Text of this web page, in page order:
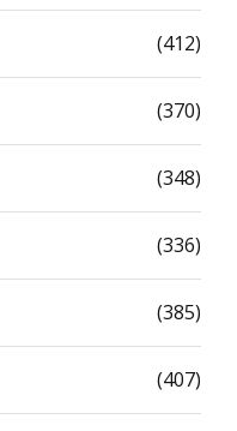
(412)
(370)
(348)
(336)
(385)
(407)